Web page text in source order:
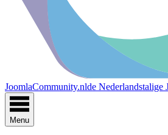
JoomlaCommunity.nlde Nederlandstalige
Menu